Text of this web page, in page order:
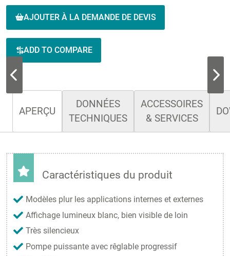
AJOUTER À LA DEMANDE DE DEVIS
ADD TO COMPARE
APERÇU
DONNÉES
TECHNIQUES
ACCESSOIRES
& SERVICES
Caractéristiques du produit
Modèles plur les applications internes et externes
Affichage lumineux blanc, bien visible de loin
Très silencieux
Pompe puissante avec rêglable progressif